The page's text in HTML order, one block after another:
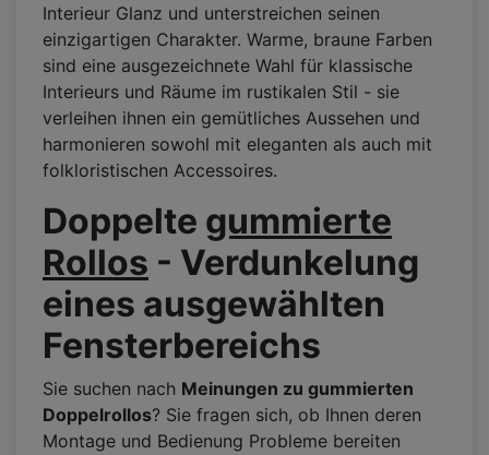
Interieur Glanz und unterstreichen seinen
einzigartigen Charakter. Warme, braune Farben
sind eine ausgezeichnete Wahl für klassische
Interieurs und Räume im rustikalen Stil - sie
verleihen ihnen ein gemütliches Aussehen und
harmonieren sowohl mit eleganten als auch mit
folkloristischen Accessoires.
Doppelte gummierte
Rollos - Verdunkelung
eines ausgewählten
Fensterbereichs
Sie suchen nach Meinungen zu gummierten
Doppelrollos? Sie fragen sich, ob Ihnen deren
Montage und Bedienung Probleme bereiten